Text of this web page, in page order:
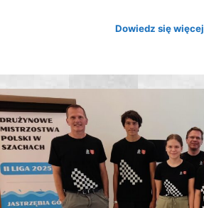
Dowiedz się więcej